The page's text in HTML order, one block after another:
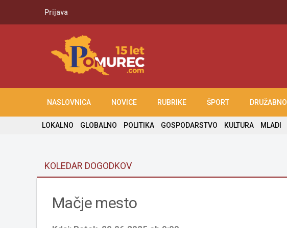
Prijava
NASLOVNICA NOVICE RUBRIKE ŠPORT DRUŽABNO
LOKALNO GLOBALNO POLITIKA GOSPODARSTVO KULTURA MLADI
KOLEDAR DOGODKOV
Mačje mesto